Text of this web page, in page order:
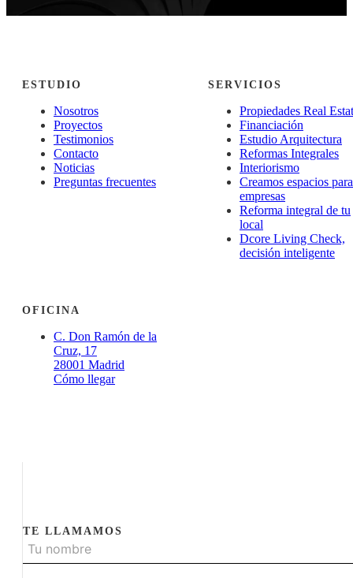
ESTUDIO
Nosotros
Proyectos
Testimonios
Contacto
Noticias
Preguntas frecuentes
SERVICIOS
Propiedades Real
Financiación
Estudio Arquitectura
Reformas Integrales
Interiorismo
Creamos espacios para
empresas
Reforma integral de tu
local
Dcore Living Check,
decisión inteligente
OFICINA
C. Don Ramón de la
Cruz, 17
28001 Madrid
Cómo llegar
TE LLAMAMOS